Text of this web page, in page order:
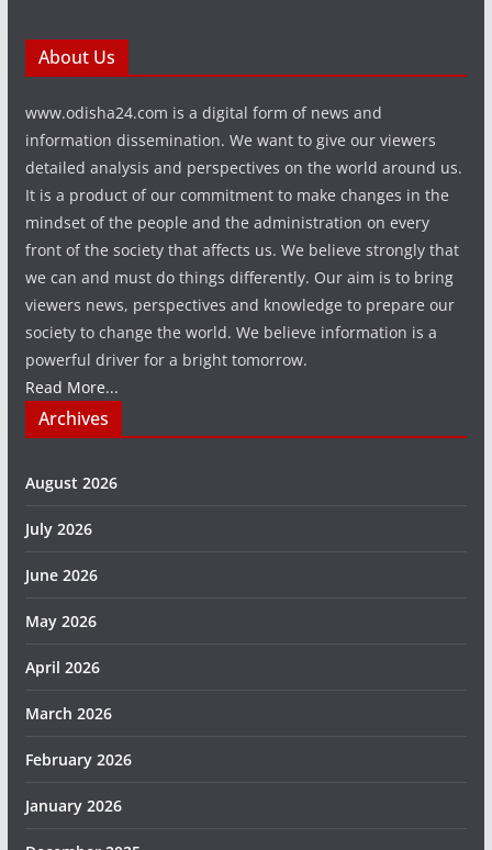
About Us
www.odisha24.com is a digital form of news and
information dissemination. We want to give our viewers
detailed analysis and perspectives on the world around us.
It is a product of our commitment to make changes in the
mindset of the people and the administration on every
front of the society that affects us. We believe strongly that
we can and must do things differently. Our aim is to bring
viewers news, perspectives and knowledge to prepare our
society to change the world. We believe information is a
powerful driver for a bright tomorrow.
Read More...
Archives
August 2026
July 2026
June 2026
May 2026
April 2026
March 2026
February 2026
January 2026